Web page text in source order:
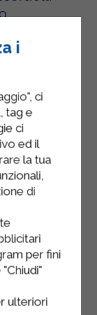
tutto con
bassa
di
il latte
dovrà
cottura
fatela
affettarla
i
ci
tag e
ci
ed il
la tua
di
per fini
ulteriori